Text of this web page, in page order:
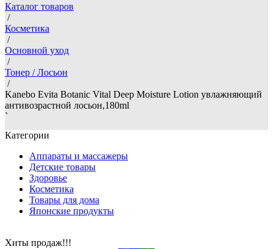
Каталог товаров
/
Косметика
/
Основной уход
/
Тонер / Лосьон
/
Kanebo Evita Botanic Vital Deep Moisture Lotion увлажняющий
антивозрастной лосьон,180ml
`
Категории
Аппараты и массажеры
Детские товары
Здоровье
Косметика
Товары для дома
Японские продукты
Хиты продаж!!!